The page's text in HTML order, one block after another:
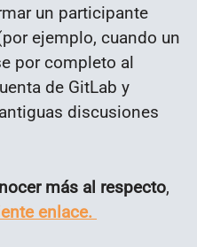
un participante
ejemplo, cuando un
por completo al
de GitLab y
discusiones
más al respecto,
enlace.